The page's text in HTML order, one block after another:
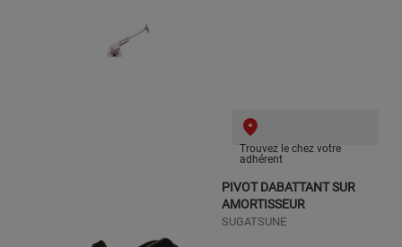
Trouvez le chez votre
adhérent
PIVOT DABATTANT SUR
AMORTISSEUR
SUGATSUNE